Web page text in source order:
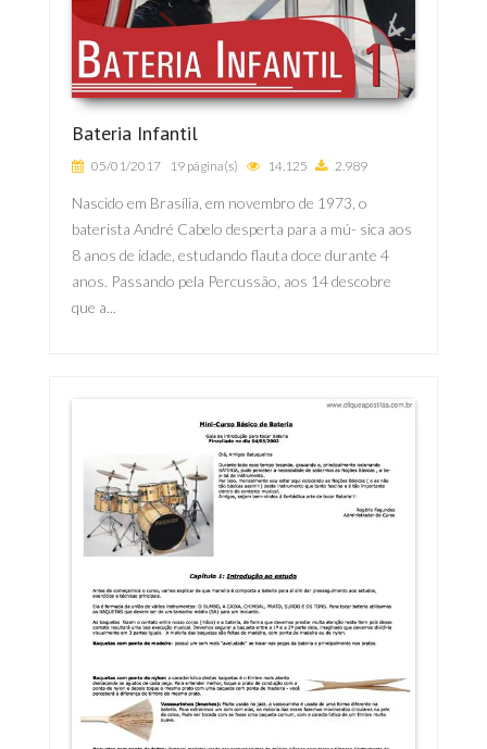
Bateria Infantil
05/01/2017 19 página(s) 14.125 2.989
Nascido em Brasília, em novembro de 1973, o
baterista André Cabelo desperta para a mú- sica aos
8 anos de idade, estudando flauta doce durante 4
anos. Passando pela Percussão, aos 14 descobre
que a...